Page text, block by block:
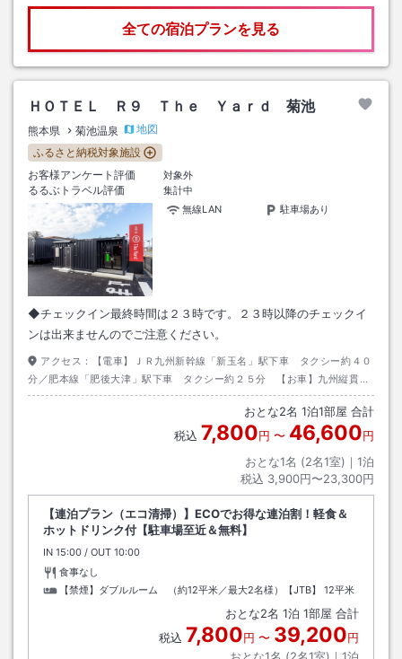
全ての宿泊プランを見る
ＨＯＴＥＬ Ｒ９ Ｔｈｅ Ｙａｒｄ 菊池
熊本県 菊池温泉
地図
ふるさと納税対象施設
お客様アンケート評価
対象外
るるぶトラベル評価
集計中
無線LAN
駐車場あり
◆チェックイン最終時間は２３時です。２３時以降のチェックイ
ンは出来ませんのでご注意ください。
アクセス：
【電車】ＪＲ九州新幹線「新玉名」駅下車 タクシー約４０
分／肥本線「肥後大津」駅下車 タクシー約２５分 【お車】九州縦貫自
動車道 植木Ｉ．Ｃより約２０分
おとな2名 1泊1部屋 合計
税込 7,800円 〜 46,600円
おとな1名 (2名1室)｜ 1泊
税込 3,900円〜23,300円
【連泊プラン（エコ清掃）】ECOでお得な連泊割！軽食＆
ホットドリンク付【駐車場至近＆無料】
IN チェックイン
15:00 / OUT チェックアウト
10:00
食事なし
【禁煙】ダブルルーム （約12平米／最大2名様）【JTB】
12平米
おとな2名 1泊 1部屋 合計
税込 7,800円 〜 39,200円